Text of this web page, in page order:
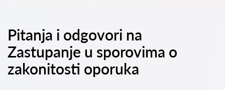
Pitanja i odgovori na
Zastupanje u sporovima o
zakonitosti oporuka